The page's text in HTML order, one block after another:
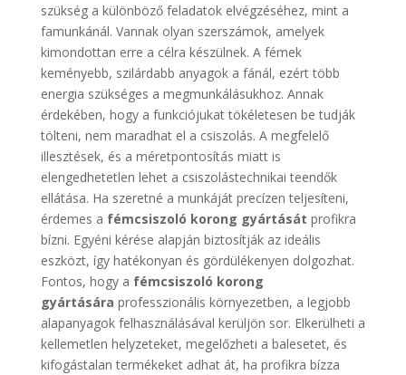
szükség a különböző feladatok elvégzéséhez, mint a
famunkánál. Vannak olyan szerszámok, amelyek
kimondottan erre a célra készülnek. A fémek
keményebb, szilárdabb anyagok a fánál, ezért több
energia szükséges a megmunkálásukhoz. Annak
érdekében, hogy a funkciójukat tökéletesen be tudják
tölteni, nem maradhat el a csiszolás. A megfelelő
illesztések, és a méretpontosítás miatt is
elengedhetetlen lehet a csiszolástechnikai teendők
ellátása. Ha szeretné a munkáját precízen teljesíteni,
érdemes a fémcsiszoló korong gyártását profikra
bízni. Egyéni kérése alapján biztosítják az ideális
eszközt, így hatékonyan és gördülékenyen dolgozhat.
Fontos, hogy a fémcsiszoló korong
gyártására professzionális környezetben, a legjobb
alapanyagok felhasználásával kerüljön sor. Elkerülheti a
kellemetlen helyzeteket, megelőzheti a balesetet, és
kifogástalan termékeket adhat át, ha profikra bízza